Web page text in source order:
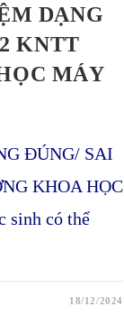
DẠNG
KNTT
MÁY
ĐÚNG/ SAI
KHOA HỌC
sinh có thể
18/12/2024